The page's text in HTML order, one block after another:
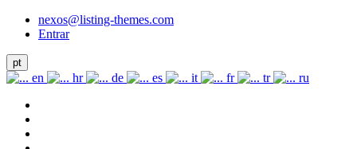
nexos@listing-themes.com
Entrar
pt
en hr de es it fr tr ru